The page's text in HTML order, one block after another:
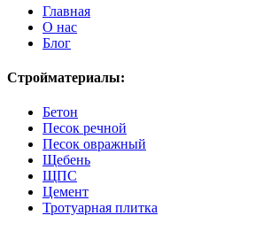
Главная
О нас
Блог
Стройматериалы:
Бетон
Песок речной
Песок овражный
Щебень
ЩПС
Цемент
Тротуарная плитка